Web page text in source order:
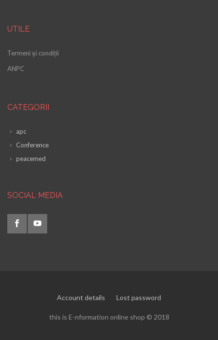
UTILE
Termeni și condiții
ANPC
CATEGORII
apc
Conference
peacemed
SOCIAL MEDIA
Account details Lost password
this is E-nformation online shop © 2018